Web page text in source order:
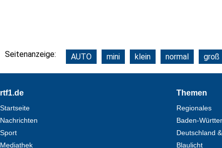
Seitenanzeige: AUTO mini klein normal groß
Footer
rtf1.de
Startseite
Nachrichten
Sport
Mediathek
Themen
Regionales
Baden-
Deutschland
Blaulicht